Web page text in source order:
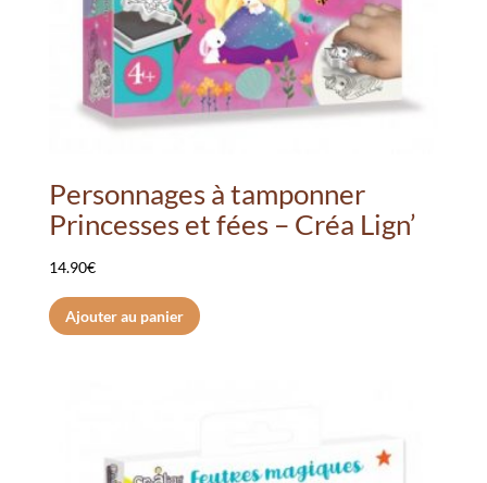
Personnages à tamponner
Princesses et fées – Créa Lign’
14.90€
Ajouter au panier